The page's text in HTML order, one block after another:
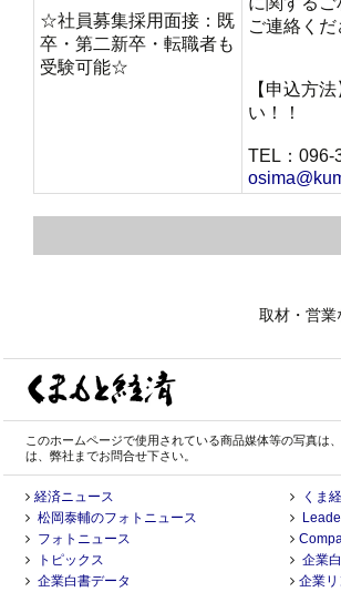
☆社員募集採用面接：既
卒・第二新卒・転職者も
受験可能☆
ご連絡く
【申込方
い！！
TEL：096-
取材・営業
このホームページで使用されている商品媒体等の写真は
は、弊社までお問合せ下さい。
経済ニュース
松岡泰輔のフォトニュース
フォトニュース
トピックス
企業白書データ
くま
企業
企業